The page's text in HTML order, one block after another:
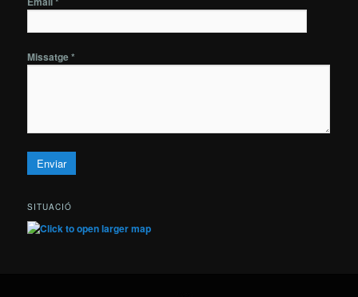
Missatge *
SITUACIÓ